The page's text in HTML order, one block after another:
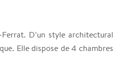
D’un style architectural
Elle dispose de 4 chambres